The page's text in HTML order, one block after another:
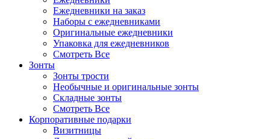
Ежедневники на заказ
Наборы с ежедневниками
Оригинальные ежедневники
Упаковка для ежедневников
Смотреть Все
Зонты
Зонты трости
Необычные и оригинальные зонты
Складные зонты
Смотреть Все
Корпоративные подарки
Визитницы